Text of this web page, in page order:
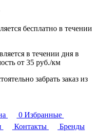
бесплатно в течении
в течении дня в
от 35 руб./км
забрать заказ из
0 Избранные
Контакты
Бренды